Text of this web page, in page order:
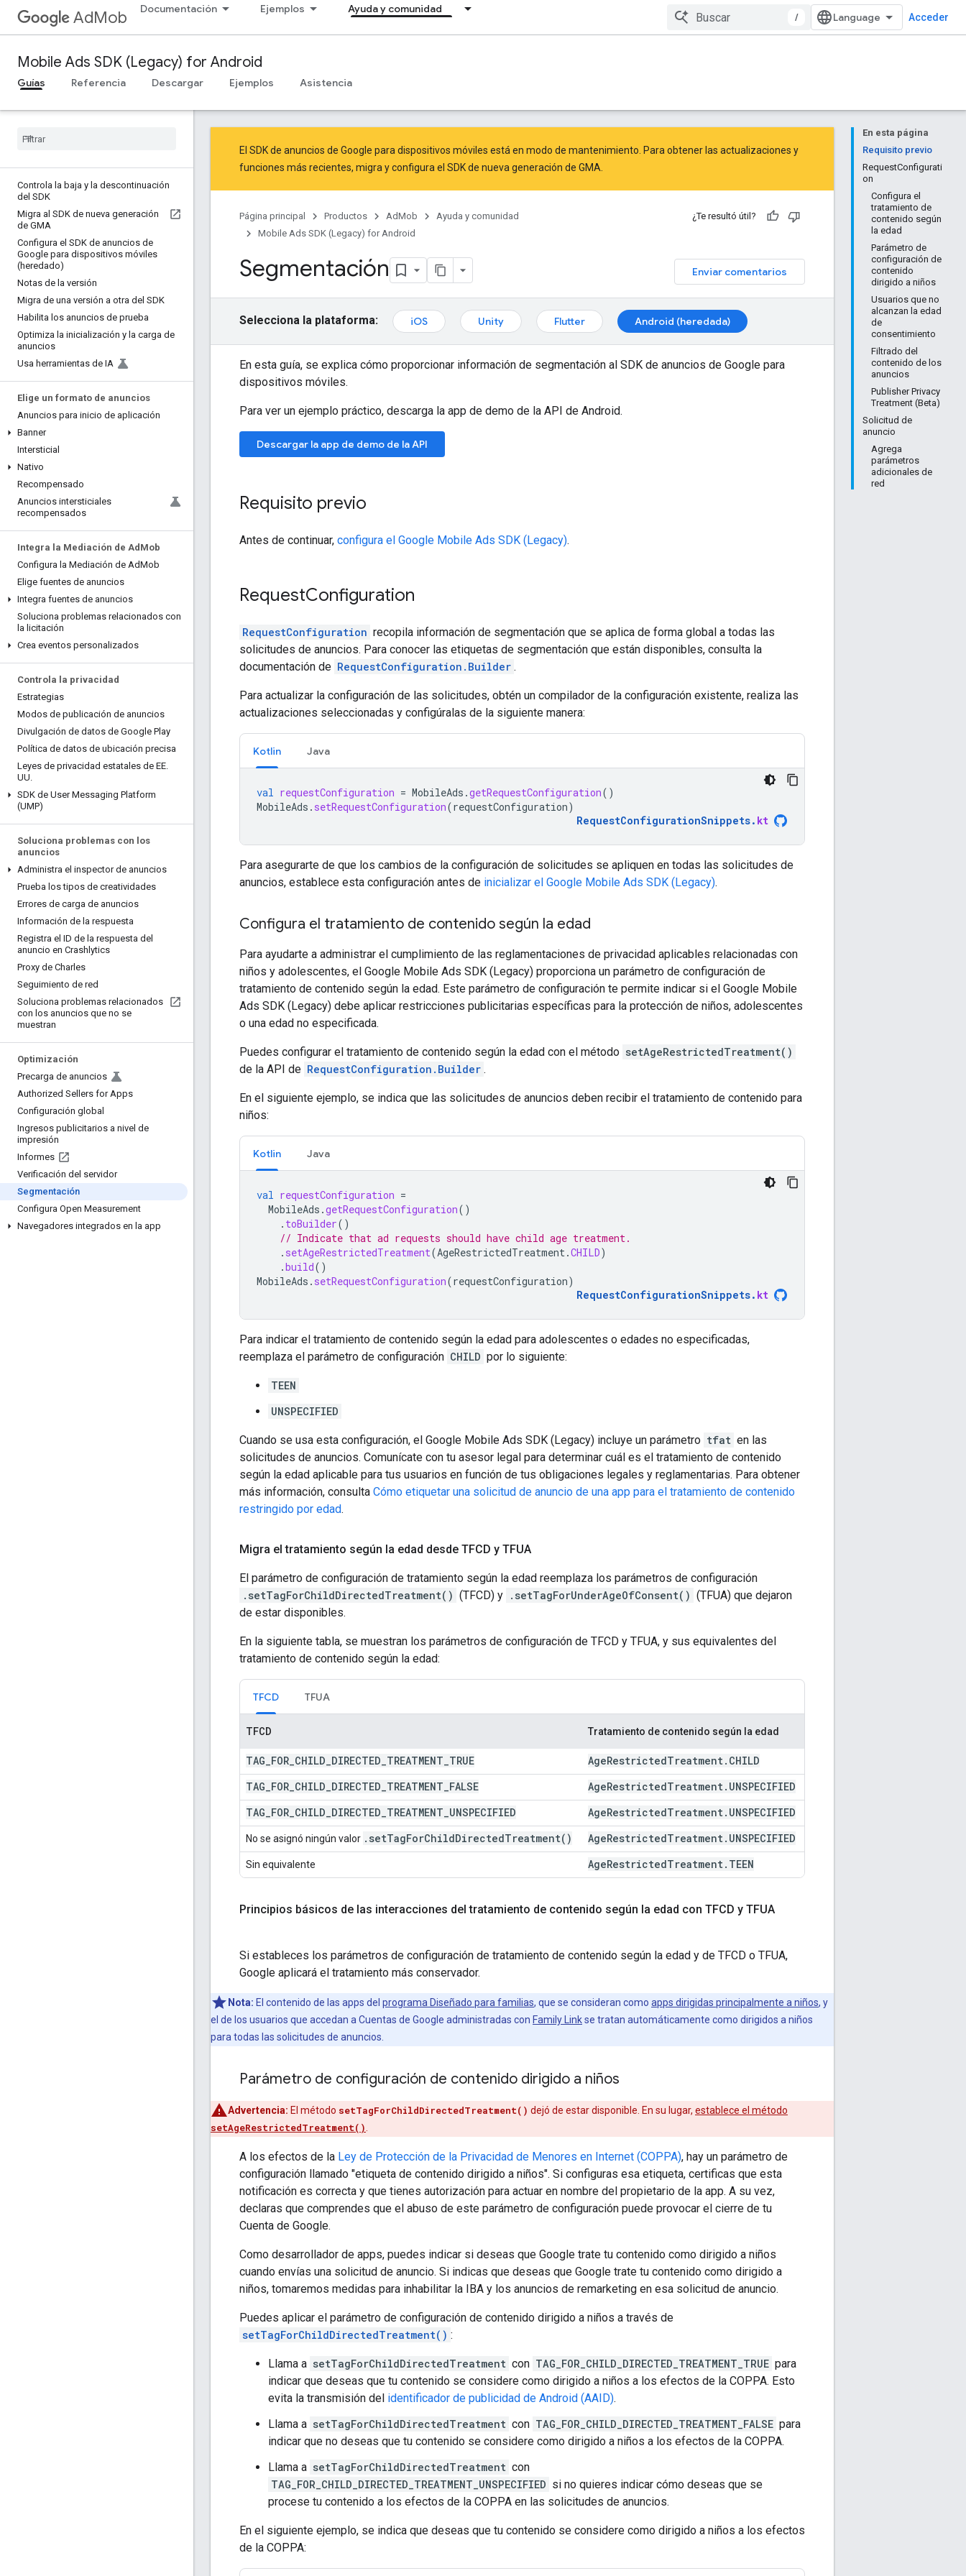
AdMob Documentación Ejemplos Ayuda y comunidad
/ Acceder
Mobile Ads SDK (Legacy) for Android
Guías Referencia Descargar Ejemplos Asistencia
Controla la baja y la descontinuación
del SDK
Migra al SDK de nueva generación
de GMA
Configura el SDK de anuncios de
Google para dispositivos móviles
(heredado)
Notas de la versión
Migra de una versión a otra del SDK
Habilita los anuncios de prueba
Optimiza la inicialización y la carga de
anuncios
Usa herramientas de IA
Elige un formato de anuncios
Anuncios para inicio de aplicación
Banner
Intersticial
Nativo
Recompensado
Anuncios intersticiales
recompensados
Integra la Mediación de Ad Mob
Configura la Mediación de AdMob
Elige fuentes de anuncios
Integra fuentes de anuncios
Soluciona problemas relacionados con
la licitación
Crea eventos personalizados
Controla la privacidad
Estrategias
Modos de publicación de anuncios
Divulgación de datos de Google Play
Política de datos de ubicación precisa
Leyes de privacidad estatales de EE.
UU.
SDK de User Messaging Platform
(UMP)
Soluciona problemas con los
anuncios
Administra el inspector de anuncios
Prueba los tipos de creatividades
Errores de carga de anuncios
Información de la respuesta
Registra el ID de la respuesta del
anuncio en Crashlytics
Proxy de Charles
Seguimiento de red
Soluciona problemas relacionados
con los anuncios que no se
muestran
Optimización
Precarga de anuncios
Authorized Sellers for Apps
Configuración global
Ingresos publicitarios a nivel de
impresión
Informes
Verificación del servidor
Segmentación
Configura Open Measurement
Navegadores integrados en la app
En esta página
Requisito previo
RequestConfigurati
on
Configura el
tratamiento de
contenido según
la edad
Parámetro de
configuración de
contenido
dirigido a niños
Usuarios que no
alcanzan la edad
de
consentimiento
Filtrado del
contenido de los
anuncios
Publisher Privacy
Treatment (Beta)
Solicitud de
anuncio
Agrega
parámetros
adicionales de
red
El SDK de anuncios de Google para dispositivos móviles está en modo de mantenimiento. Para obtener las actualizaciones y
funciones más recientes, migra yconfigura el SDK de nueva generación de GMA
Página principal Productos AdMob
Ayuda y comunidad
Mobile Ads SDK (Legacy) for Android
¿Te resultó útil?
Enviar comentarios
Segmentación
Selecciona la plataforma: iOS Unity Flutter Android (heredada)
En esta guía, se explica cómo proporcionar información de segmentación al SDK de anuncios de Google para
dispositivos móviles.
Para ver un ejemplo práctico, descarga la app de demo de la API de Android.
Descargar la app de demo de la API
Requisito previo
Antes de continuar, configura el Google Mobile Ads SDK (Legacy).
RequestConfiguration
RequestConfiguration recopila información de segmentación que se aplica de forma global a todas las
solicitudes de anuncios. Para conocer las etiquetas de segmentación que están disponibles, consulta la
documentación de RequestConfiguration.Builder .
Para actualizar la configuración de las solicitudes, obtén un compilador de la configuración existente, realiza las
actualizaciones seleccionadas y configúralas de la siguiente manera:
Kotlin Java
val requestConfiguration = MobileAds .getRequestConfiguration()
MobileAds . setRequestConfiguration(requestConfiguration)
RequestConfigurationSnippets. kt
Para asegurarte de que los cambios de la configuración de solicitudes se apliquen en todas las solicitudes de
anuncios, establece esta configuración antes de inicializar el Google Mobile Ads SDK (Legacy).
Configura el tratamiento de contenido según la edad
Para ayudarte a administrar el cumplimiento de las reglamentaciones de privacidad aplicables relacionadas con
niños y adolescentes, el Google Mobile Ads SDK (Legacy) proporciona un parámetro de configuración de
tratamiento de contenido según la edad. Este parámetro de configuración te permite indicar si el Google Mobile
Ads SDK (Legacy) debe aplicar restricciones publicitarias específicas para la protección de niños, adolescentes
o una edad no especificada.
Puedes configurar el tratamiento de contenido según la edad con el método setAgeRestrictedTreatment()
de la API de RequestConfiguration.Builder .
En el siguiente ejemplo, se indica que las solicitudes de anuncios deben recibir el tratamiento de contenido para
niños:
Kotlin Java
val requestConfiguration =
MobileAds .getRequestConfiguration()
. toBuilder()
// Indicate that ad requests should have child age treatment.
. setAgeRestrictedTreatment(AgeRestrictedTreatment.CHILD)
.build()
MobileAds . setRequestConfiguration(requestConfiguration)
RequestConfigurationSnippets. kt
Para indicar el tratamiento de contenido según la edad para adolescentes o edades no especificadas,
reemplaza el parámetro de configuración CHILD por lo siguiente:
TEEN
UNSPECIFIED
Cuando se usa esta configuración, el Google Mobile Ads SDK (Legacy) incluye un parámetro tfat en las
solicitudes de anuncios. Comunícate con tu asesor legal para determinar cuál es el tratamiento de contenido
según la edad aplicable para tus usuarios en función de tus obligaciones legales y reglamentarias. Para obtener
más información, consulta Cómo etiquetar una solicitud de anuncio de una app para el tratamiento de contenido
restringido por edad.
Migra el tratamiento según la edad desde TFCD y TFUA
El parámetro de configuración de tratamiento según la edad reemplaza los parámetros de configuración
.setTagForChildDirectedTreatment() (TFCD) y .setTagForUnderAgeOfConsent() (TFUA) que dejaron
de estar disponibles.
En la siguiente tabla, se muestran los parámetros de configuración de TFCD y TFUA, y sus equivalentes del
tratamiento de contenido según la edad:
TFCD TFUA
TFCD Tratamiento de contenido según la edad
TAG FOR CHILD DIRECTED TREATMENT TRUE AgeRestrictedTreatment. CHILD
TAG FOR CHILD DIRECTED TREATMENT FALSE AgeRestrictedTreatment. UNSPECIFIED
TAG FOR CHILD DIRECTED TREATMENT UNSPECIFIED AgeRestrictedTreatment. UNSPECIFIED
No se asignó ningún valor . setTagForChildDirectedTreatment( ) AgeRestrictedTreatment. UNSPECIFIED
Sin equivalente AgeRestrictedTreatment. TEEN
Principios básicos de las interacciones del tratamiento de contenido según la edad con TFCD y TFUA
Si estableces los parámetros de configuración de tratamiento de contenido según la edad y de TFCD o TFUA,
Google aplicará el tratamiento más conservador.
Nota: El contenido de las apps del programa Diseñado para familias, que se consideran como apps dirigidas principalmente a niños, y
el de los usuarios que accedan a Cuentas de Google administradas con Family Linkse tratan automáticamente como dirigidos a niños
para todas las solicitudes de anuncios.
Parámetro de configuración de contenido dirigido a niños
Advertencia: El método setTagForChildDirectedTreatment() dejó de estar disponible. En su lugar, establece el método
setAgeRestrictedTreatment()
A los efectos de la Ley de Protección de la Privacidad de Menores en Internet (COPPA), hay un parámetro de
configuración llamado "etiqueta de contenido dirigido a niños". Si configuras esa etiqueta, certificas que esta
notificación es correcta y que tienes autorización para actuar en nombre del propietario de la app. A su vez,
declaras que comprendes que el abuso de este parámetro de configuración puede provocar el cierre de tu
Cuenta de Google.
Como desarrollador de apps, puedes indicar si deseas que Google trate tu contenido como dirigido a niños
cuando envías una solicitud de anuncio. Si indicas que deseas que Google trate tu contenido como dirigido a
niños, tomaremos medidas para inhabilitar la IBA y los anuncios de remarketing en esa solicitud de anuncio.
Puedes aplicar el parámetro de configuración de contenido dirigido a niños a través de
setTagForChildDirectedTreatment() :
Llama a setTagForChildDirectedTreatment con TAG_FOR_CHILD_DIRECTED_TREATMENT_TRUE para
indicar que deseas que tu contenido se considere como dirigido a niños a los efectos de la COPPA. Esto
evita la transmisión del identificador de publicidad de Android (AAID).
Llama a setTagForChildDirectedTreatment con TAG_FOR_CHILD_DIRECTED_TREATMENT_FALSE para
indicar que no deseas que tu contenido se considere como dirigido a niños a los efectos de la COPPA.
Llama a setTagForChildDirectedTreatment con
TAG_FOR_CHILD_DIRECTED_TREATMENT_UNSPECIFIED si no quieres indicar cómo deseas que se
procese tu contenido a los efectos de la COPPA en las solicitudes de anuncios.
En el siguiente ejemplo, se indica que deseas que tu contenido se considere como dirigido a niños a los efectos
de la COPPA: